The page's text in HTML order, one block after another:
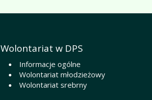
Wolontariat w DPS
Informacje ogólne
Wolontariat młodzieżowy
Wolontariat srebrny